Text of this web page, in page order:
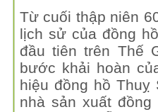
Từ cuối thập niên
lịch sử của đồng
đầu tiên trên Thế
bước khải hoàn
hiệu đồng hồ
nhà sản xuất